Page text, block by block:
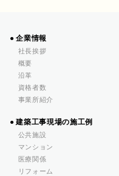
企業情報
社長挨拶
概要
沿革
資格者数
事業所紹介
建築工事現場の施工例
公共施設
マンション
医療関係
リフォーム